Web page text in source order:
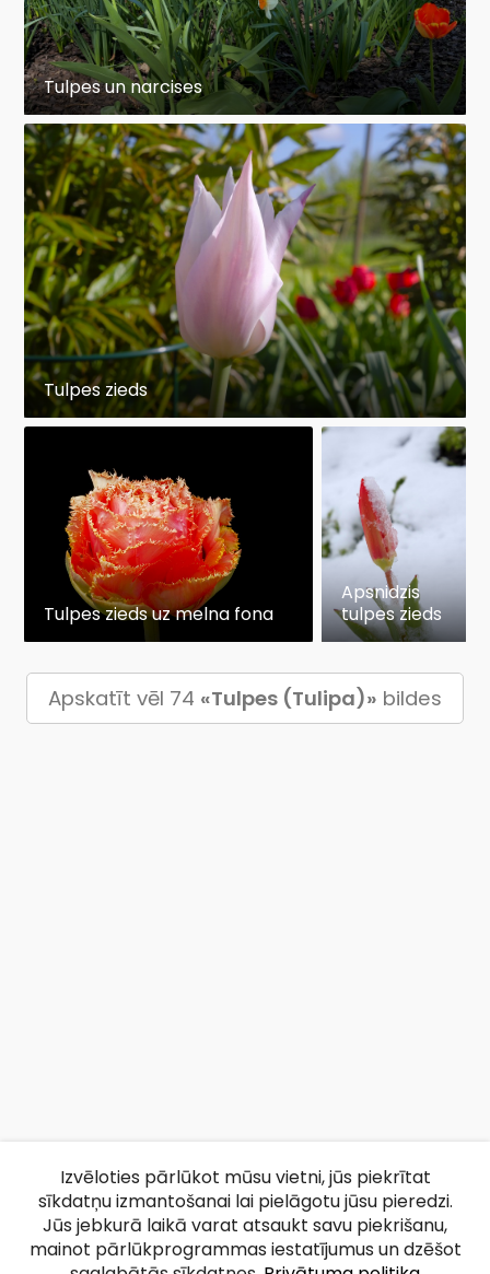
Tulpes un narcises
Tulpes zieds
Tulpes zieds uz melna fona
Apsnidzis
tulpes zieds
Apskatīt vēl 74 «Tulpes (Tulipa)» bildes
Izvēloties pārlūkot mūsu vietni, jūs piekrītat
sīkdatņu izmantošanai lai pielāgotu jūsu pieredzi.
Jūs jebkurā laikā varat atsaukt savu piekrišanu,
mainot pārlūkprogrammas iestatījumus un dzēšot